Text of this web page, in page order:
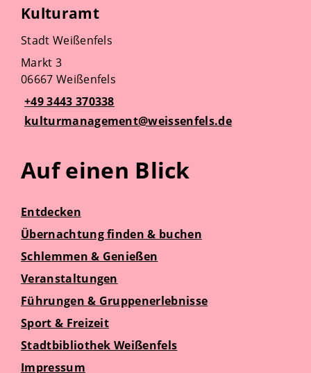
Kulturamt
Stadt Weißenfels
Markt 3
06667 Weißenfels
+49 3443 370338
kulturmanagement@weissenfels.de
Auf einen Blick
Entdecken
Übernachtung finden & buchen
Schlemmen & Genießen
Veranstaltungen
Führungen & Gruppenerlebnisse
Sport & Freizeit
Stadtbibliothek Weißenfels
Impressum